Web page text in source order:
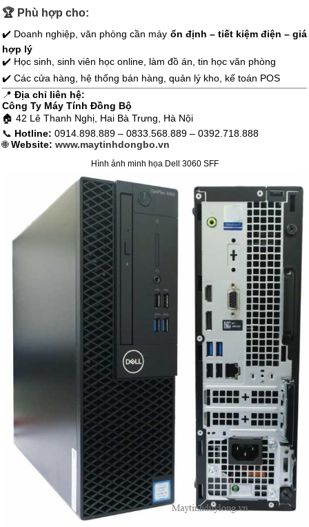
🏆 Phù hợp cho:
✔️ Doanh nghiệp, văn phòng cần máy ổn định – tiết kiệm điện – giá
hợp lý
✔️ Học sinh, sinh viên học online, làm đồ án, tin học văn phòng
✔️ Các cửa hàng, hệ thống bán hàng, quản lý kho, kế toán POS
📍 Địa chỉ liên hệ:
Công Ty Máy Tính Đồng Bộ
🏠 42 Lê Thanh Nghị, Hai Bà Trưng, Hà Nội
📞 Hotline: 0914.898.889 – 0833.568.889 – 0392.718.888
🌐 Website: www.maytinhdongbo.vn
Hình ảnh minh họa Dell 3060 SFF